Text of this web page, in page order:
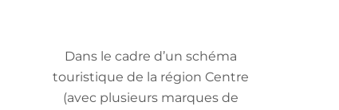
Dans le cadre d’un schéma
touristique de la région Centre
(avec plusieurs marques de